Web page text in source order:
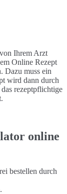
Ihrem Arzt
Online Rezept
Dazu muss ein
wird dann durch
rezeptpflichtige
online
bestellen durch